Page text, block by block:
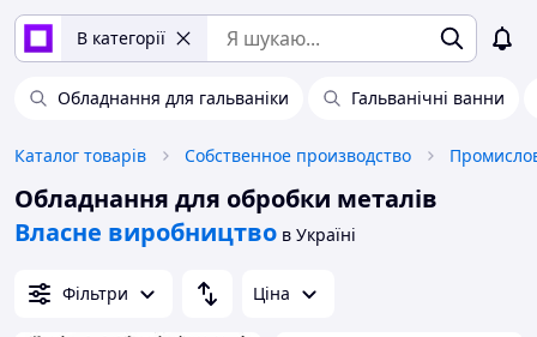
В категорії
Обладнання для гальваніки Гальванічні ванни
Каталог товарів Собственное производство
Обладнання для обробки металів
Власне виробництво в Україні
Фільтри Ціна